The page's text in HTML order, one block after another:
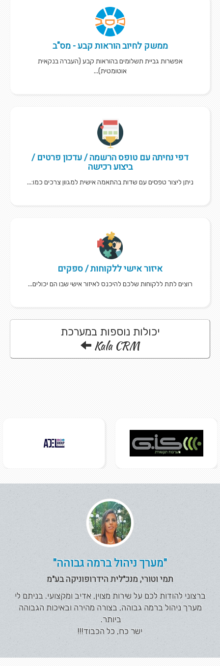
ממשק לחיוב הוראות קבע - מס"ב
אפשרות גביית תשלומים בהוראות קבע (העברה בנקאית
אוטומטית)...
דפי נחיתה עם טופס הרשמה / עדכון פרטים /
ביצוע רכישה
ניתן ליצור טפסים עם שדות בהתאמה אישית למגוון צרכים כמו:...
איזור אישי ללקוחות / ספקים
רוצים לתת ללקוחות שלכם להיכנס לאיזור אישי שבו הם יכולים...
יכולות נוספות במערכת
Kala CRM
"מערך ניהול ברמה גבוהה"
תמי וטורי, מנכ"לית הידרופוניקה בע"מ
ברצוני להודות לכם על שירות מצוין, אדיב ומקצועי. בניתם לי
מערך ניהול ברמה גבוהה, בצורה מהירה ובאיכות הגבוהה
ביותר.
ישר כח, כל הכבוד!!!